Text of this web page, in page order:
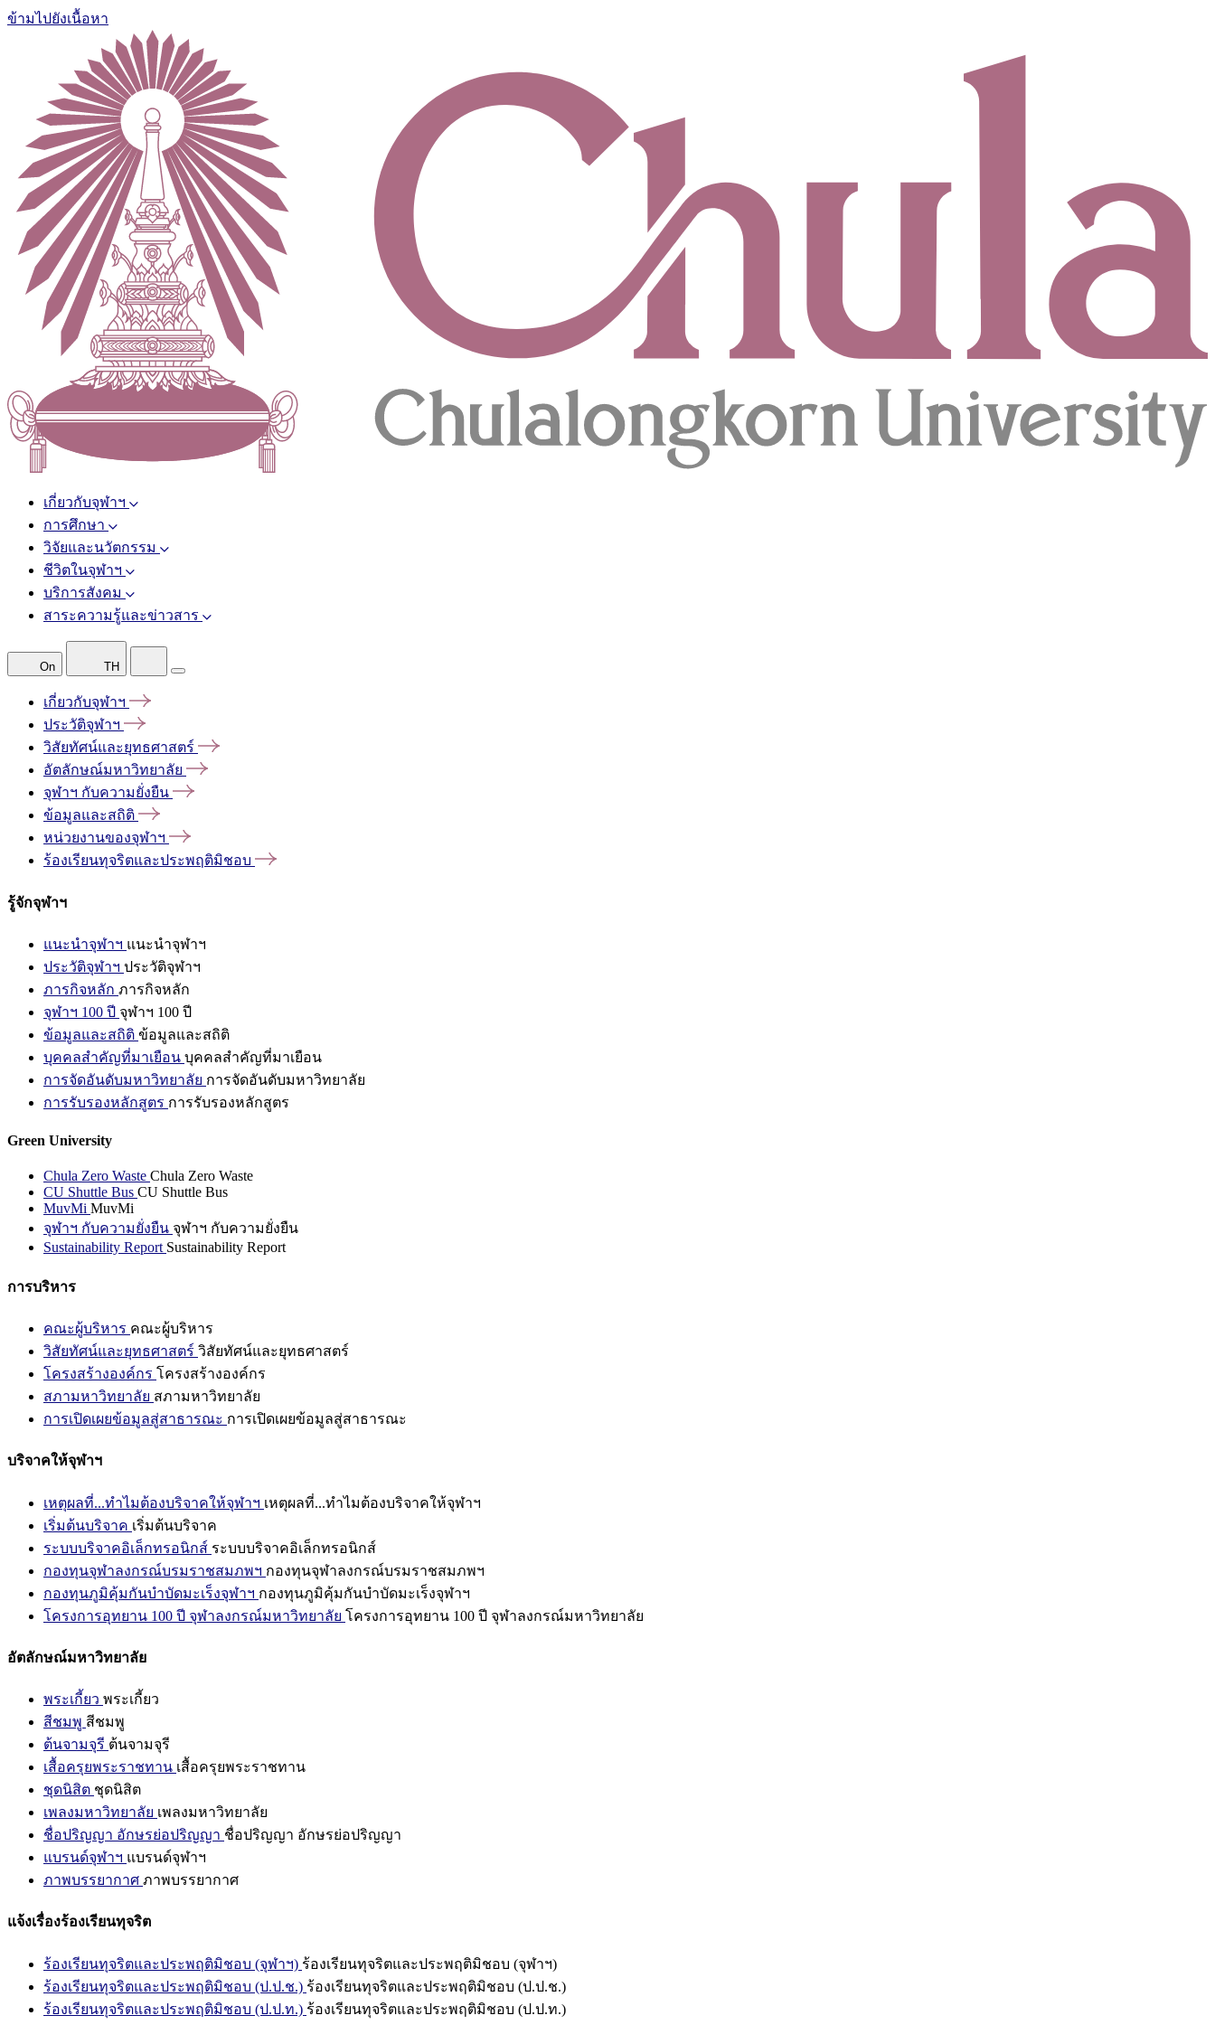
ข้ามไปยังเนื้อหา
เกี่ยวกับจุฬาฯ
การศึกษา
วิจัยและนวัตกรรม
ชีวิตในจุฬาฯ
บริการสังคม
สาระความรู้และข่าวสาร
On TH
เกี่ยวกับจุฬาฯ
ประวัติจุฬาฯ
วิสัยทัศน์และยุทธศาสตร์
อัตลักษณ์มหาวิทยาลัย
จุฬาฯ กับความยั่งยืน
ข้อมูลและสถิติ
หน่วยงานของจุฬาฯ
ร้องเรียนทุจริตและประพฤติมิชอบ
รู้จักจุฬาฯ
แนะนำจุฬาฯ แนะนำจุฬาฯ
ประวัติจุฬาฯ ประวัติจุฬาฯ
ภารกิจหลัก ภารกิจหลัก
จุฬาฯ 100 ปี จุฬาฯ 100 ปี
ข้อมูลและสถิติ ข้อมูลและสถิติ
บุคคลสำคัญที่มาเยือน บุคคลสำคัญที่มาเยือน
การจัดอันดับมหาวิทยาลัย การจัดอันดับมหาวิทยาลัย
การรับรองหลักสูตร การรับรองหลักสูตร
Green University
Chula Zero Waste Chula Zero Waste
CU Shuttle Bus CU Shuttle Bus
MuvMi MuvMi
จุฬาฯ กับความยั่งยืน จุฬาฯ กับความยั่งยืน
Sustainability Report Sustainability Report
การบริหาร
คณะผู้บริหาร คณะผู้บริหาร
วิสัยทัศน์และยุทธศาสตร์ วิสัยทัศน์และยุทธศาสตร์
โครงสร้างองค์กร โครงสร้างองค์กร
สภามหาวิทยาลัย สภามหาวิทยาลัย
การเปิดเผยข้อมูลสู่สาธารณะ การเปิดเผยข้อมูลสู่สาธารณะ
บริจาคให้จุฬาฯ
เหตุผลที่...ทำไมต้องบริจาคให้จุฬาฯ เหตุผลที่...ทำไมต้องบริจาคให้จุฬาฯ
เริ่มต้นบริจาค เริ่มต้นบริจาค
ระบบบริจาคอิเล็กทรอนิกส์ ระบบบริจาคอิเล็กทรอนิกส์
กองทุนจุฬาลงกรณ์บรมราชสมภพฯ กองทุนจุฬาลงกรณ์บรมราชสมภพฯ
กองทุนภูมิคุ้มกันบำบัดมะเร็งจุฬาฯ กองทุนภูมิคุ้มกันบำบัดมะเร็งจุฬาฯ
โครงการอุทยาน 100 ปี จุฬาลงกรณ์มหาวิทยาลัย โครงการอุทยาน 100 ปี จุฬาลงกรณ์มหาวิทยาลัย
อัตลักษณ์มหาวิทยาลัย
พระเกี้ยว พระเกี้ยว
สีชมพู สีชมพู
ต้นจามจุรี ต้นจามจุรี
เสื้อครุยพระราชทาน เสื้อครุยพระราชทาน
ชุดนิสิต ชุดนิสิต
เพลงมหาวิทยาลัย เพลงมหาวิทยาลัย
ชื่อปริญญา อักษรย่อปริญญา ชื่อปริญญา อักษรย่อปริญญา
แบรนด์จุฬาฯ แบรนด์จุฬาฯ
ภาพบรรยากาศ ภาพบรรยากาศ
แจ้งเรื่องร้องเรียนทุจริต
ร้องเรียนทุจริตและประพฤติมิชอบ (จุฬาฯ) ร้องเรียนทุจริตและประพฤติมิชอบ (จุฬาฯ)
ร้องเรียนทุจริตและประพฤติมิชอบ (ป.ป.ช.) ร้องเรียนทุจริตและประพฤติมิชอบ (ป.ป.ช.)
ร้องเรียนทุจริตและประพฤติมิชอบ (ป.ป.ท.) ร้องเรียนทุจริตและประพฤติมิชอบ (ป.ป.ท.)